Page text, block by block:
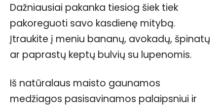
Dažniausiai pakanka tiesiog šiek tiek
pakoreguoti savo kasdienę mitybą.
Įtraukite į meniu bananų, avokadų, špinatų
ar paprastų keptų bulvių su lupenomis.
Iš natūralaus maisto gaunamos
medžiagos pasisavinamos palaipsniui ir